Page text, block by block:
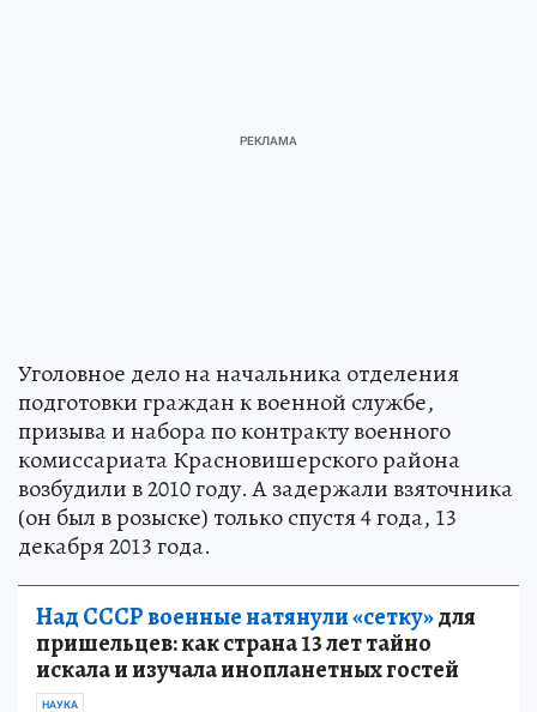
Уголовное дело на начальника отделения
подготовки граждан к военной службе,
призыва и набора по контракту военного
комиссариата Красновишерского района
возбудили в 2010 году. А задержали взяточника
(он был в розыске) только спустя 4 года, 13
декабря 2013 года.
Над СССР военные натянули «сетку»для
пришельцев: как страна 13 лет тайно
искала и изучала инопланетных гостей
НАУКА